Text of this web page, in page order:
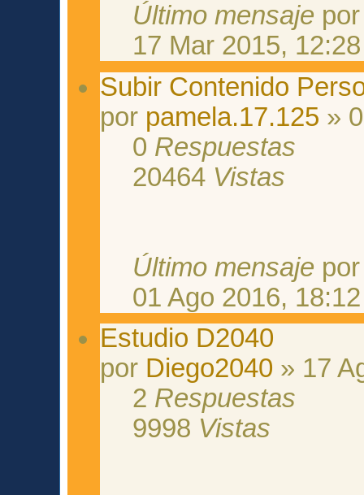
Último mensaje
17 Mar 2015, 12:28
Subir Contenido
por pamela.17.125 »
0 Respuestas
20464 Vistas
Último mensaje
01 Ago 2016, 18:12
Estudio D2040
por Diego2040 » 17
2 Respuestas
9998 Vistas